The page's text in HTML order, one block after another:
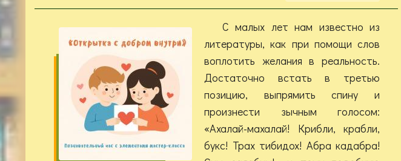
С малых лет нам известно из
литературы, как при помощи слов
воплотить желания в реальность.
Достаточно встать в третью
позицию, выпрямить спину и
произнести зычным голосом:
«Ахалай-махалай! Крибли, крабли,
букс! Трах тибидох! Абра кадабра!